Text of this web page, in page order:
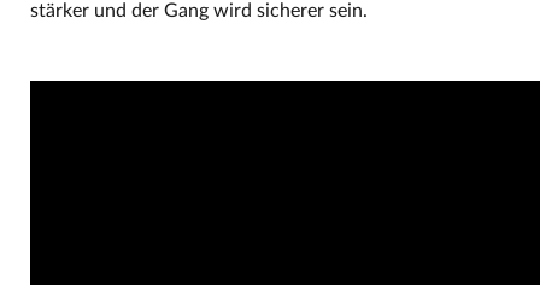
stärker und der Gang wird sicherer sein.